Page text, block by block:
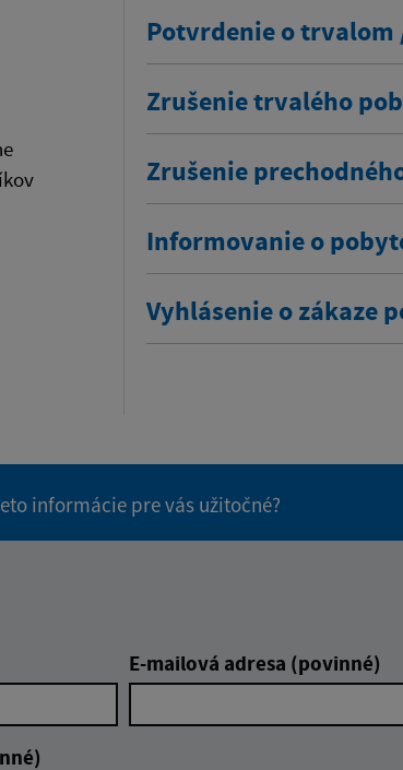
Potvrdenie o
Zrušenie trvalého
Zrušenie
Informovanie o
Vyhlásenie o zákaze
informácie pre vás užitočné?
E-mailová adresa (povinné)